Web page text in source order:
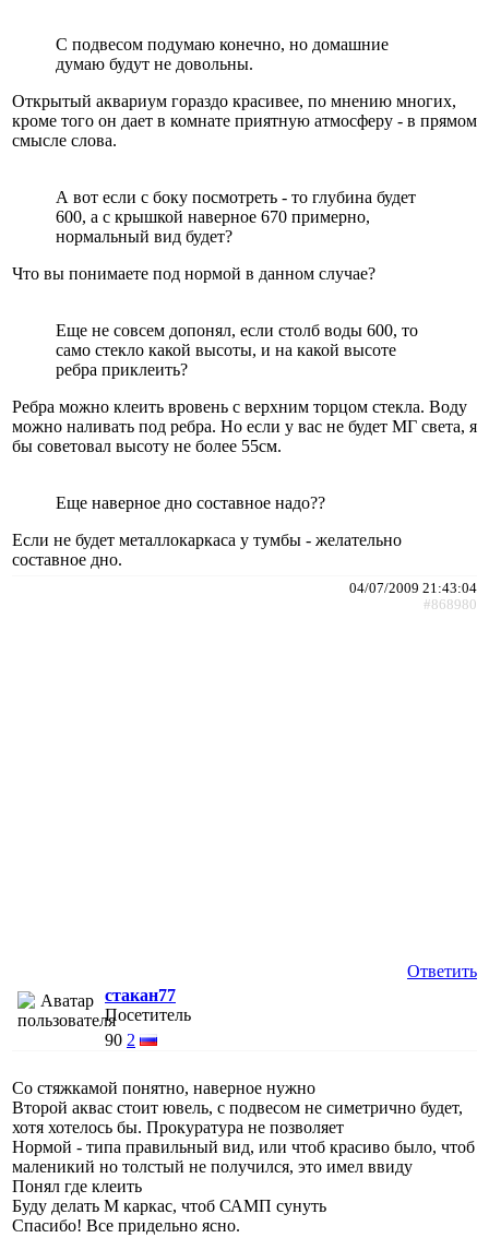
С подвесом подумаю конечно, но домашние
думаю будут не довольны.
Открытый аквариум гораздо красивее, по мнению многих,
кроме того он дает в комнате приятную атмосферу - в прямом
смысле слова.
А вот если с боку посмотреть - то глубина будет
600, а с крышкой наверное 670 примерно,
нормальный вид будет?
Что вы понимаете под нормой в данном случае?
Еще не совсем допонял, если столб воды 600, то
само стекло какой высоты, и на какой высоте
ребра приклеить?
Ребра можно клеить вровень с верхним торцом стекла. Воду
можно наливать под ребра. Но если у вас не будет МГ света, я
бы советовал высоту не более 55см.
Еще наверное дно составное надо??
Если не будет металлокаркаса у тумбы - желательно
составное дно.
04/07/2009 21:43:04
#868980
Ответить
стакан77
Посетитель
90 2
Со стяжкамой понятно, наверное нужно
Второй аквас стоит ювель, с подвесом не симетрично будет,
хотя хотелось бы. Прокуратура не позволяет
Нормой - типа правильный вид, или чтоб красиво было, чтоб
маленикий но толстый не получился, это имел ввиду
Понял где клеить
Буду делать М каркас, чтоб САМП сунуть
Спасибо! Все придельно ясно.